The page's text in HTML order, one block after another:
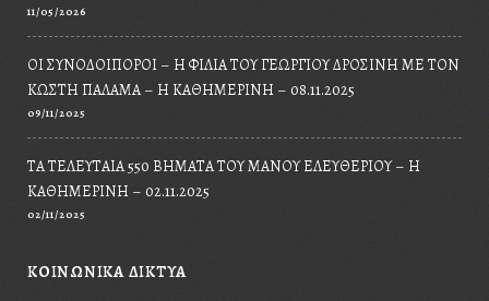
11/05/2026
ΟΙ ΣΥΝΟΔΟΙΠΌΡΟΙ – Η ΦΙΛΊΑ ΤΟΥ ΓΕΩΡΓΊΟΥ ΔΡΟΣΊΝΗ ΜΕ ΤΟΝ
ΚΩΣΤΉ ΠΑΛΑΜΆ – Η ΚΑΘΗΜΕΡΙΝΉ – 08.11.2025
09/11/2025
ΤΑ ΤΕΛΕΥΤΑΊΑ 550 ΒΉΜΑΤΑ ΤΟΥ ΜΆΝΟΥ ΕΛΕΥΘΕΡΊΟΥ – Η
ΚΑΘΗΜΕΡΙΝΉ – 02.11.2025
02/11/2025
ΚΟΙΝΩΝΙΚΆ ΔΊΚΤΥΑ